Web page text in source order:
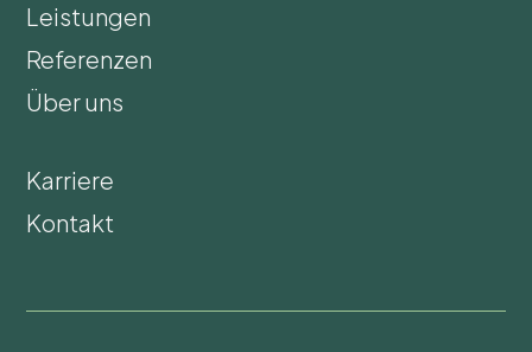
Leistungen
Referenzen
Über uns
Karriere
Kontakt